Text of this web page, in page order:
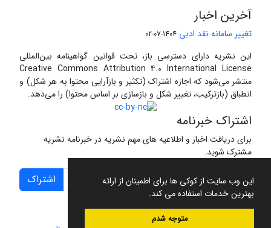
این وب سایت از کوکی ها برای اطمینان از ارائه
بهترین خدمات استفاده می کند.
متوجه شدم
آخرین اخبار
تغییر سامانه نقد ادبی 1404-07-02
این نشریه دارای دسترسی باز، تحت قوانین گواهینامه بین‌المللی
Creative Commons Attribution 4.0 International License
منتشر می‌شود که اجازه اشتراک (تکثیر و بازآرایی محتوا به هر شکل) و
انطباق (بازترکیب، تغییر شکل و بازسازی بر اساس محتوا) را می‌دهد.
اشتراک خبرنامه
برای دریافت اخبار و اطلاعیه های مهم نشریه در خبرنامه نشریه
مشترک شوید.
اشتراک